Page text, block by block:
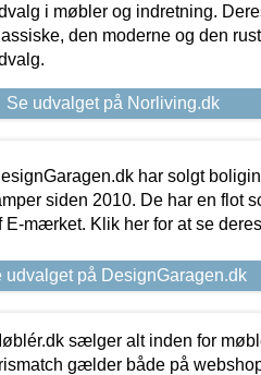
i møbler og indretning.
den moderne og den
Se udvalget på Norliving.dk
har solgt
siden 2010. De har en flot
E-mærket. Klik her for at se
udvalget på DesignGaragen.dk
sælger alt inden for
gælder både på